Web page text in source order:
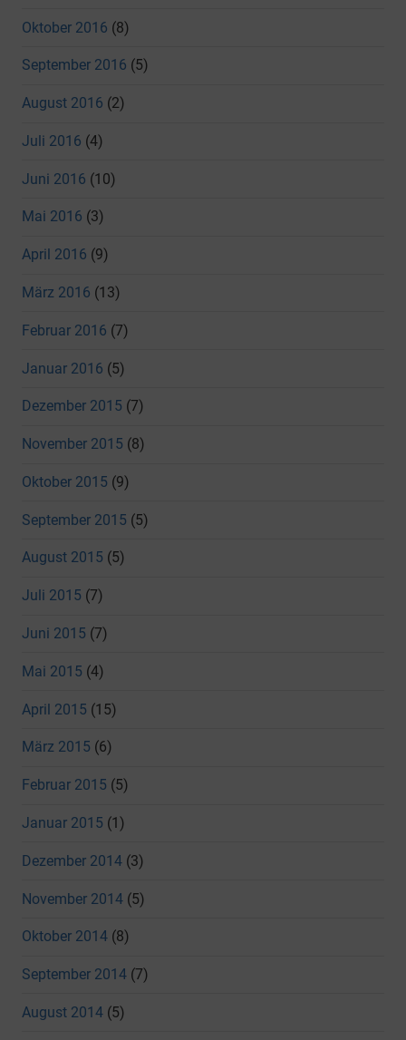
Oktober 2016 (8)
September 2016 (5)
August 2016 (2)
Juli 2016 (4)
Juni 2016 (10)
Mai 2016 (3)
April 2016 (9)
März 2016 (13)
Februar 2016 (7)
Januar 2016 (5)
Dezember 2015 (7)
November 2015 (8)
Oktober 2015 (9)
September 2015 (5)
August 2015 (5)
Juli 2015 (7)
Juni 2015 (7)
Mai 2015 (4)
April 2015 (15)
März 2015 (6)
Februar 2015 (5)
Januar 2015 (1)
Dezember 2014 (3)
November 2014 (5)
Oktober 2014 (8)
September 2014 (7)
August 2014 (5)